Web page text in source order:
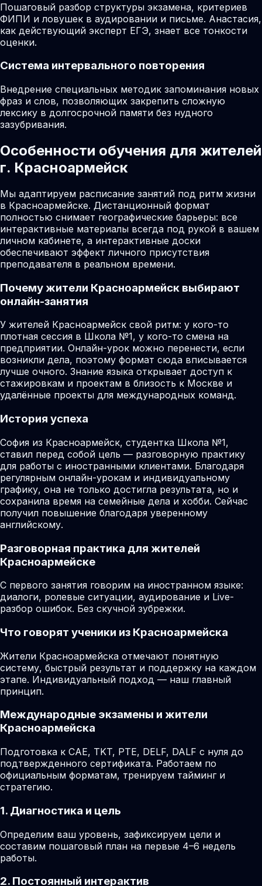
Пошаговый разбор структуры экзамена, критериев
ФИПИ и ловушек в аудировании и письме. Анастасия,
как действующий эксперт ЕГЭ, знает все тонкости
оценки.
Система интервального повторения
Внедрение специальных методик запоминания новых
фраз и слов, позволяющих закрепить сложную
лексику в долгосрочной памяти без нудного
зазубривания.
Особенности обучения для жителей
г. Красноармейск
Мы адаптируем расписание занятий под ритм жизни
в Красноармейске. Дистанционный формат
полностью снимает географические барьеры: все
интерактивные материалы всегда под рукой в вашем
личном кабинете, а интерактивные доски
обеспечивают эффект личного присутствия
преподавателя в реальном времени.
Почему жители Красноармейск выбирают
онлайн-занятия
У жителей Красноармейск свой ритм: у кого-то
плотная сессия в Школа №1, у кого-то смена на
предприятии. Онлайн-урок можно перенести, если
возникли дела, поэтому формат сюда вписывается
лучше очного. Знание языка открывает доступ к
стажировкам и проектам в близость к Москве и
удалённые проекты для международных команд.
История успеха
София из Красноармейск, студентка Школа №1,
ставил перед собой цель — разговорную практику
для работы с иностранными клиентами. Благодаря
регулярным онлайн-урокам и индивидуальному
графику, она не только достигла результата, но и
сохранила время на семейные дела и хобби. Сейчас
получил повышение благодаря уверенному
английскому.
Разговорная практика для жителей
Красноармейске
С первого занятия говорим на иностранном языке:
диалоги, ролевые ситуации, аудирование и Live-
разбор ошибок. Без скучной зубрежки.
Что говорят ученики из Красноармейска
Жители Красноармейска отмечают понятную
систему, быстрый результат и поддержку на каждом
этапе. Индивидуальный подход — наш главный
принцип.
Международные экзамены и жители
Красноармейска
Подготовка к CAE, TKT, PTE, DELF, DALF с нуля до
подтвержденного сертификата. Работаем по
официальным форматам, тренируем тайминг и
стратегию.
1. Диагностика и цель
Определим ваш уровень, зафиксируем цели и
составим пошаговый план на первые 4–6 недель
работы.
2. Постоянный интерактив